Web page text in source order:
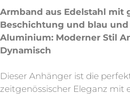
Armband aus Edelstahl mit
Beschichtung und blau
Aluminium: Moderner Stil
Dynamisch
Dieser Anhänger ist die
zeitgenössischer Eleganz mit